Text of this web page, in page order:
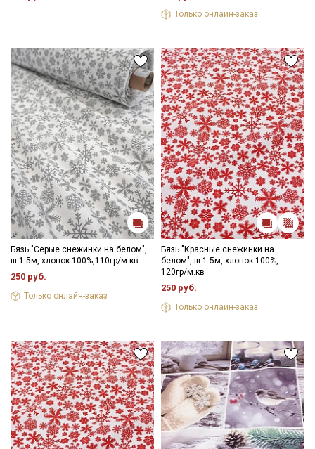
Цветопередача (тон) может отличаться от оригинального
цвета ткани в зависимости от настроек вашего монитора и в
Только онлайн-заказ
Бязь "Серые снежинки на белом",
ш.1.5м, хлопок-100%,110гр/м.кв
250 руб.
Только онлайн-заказ
Бязь "Красные снежинки на
белом", ш.1.5м, хлопок-100%,
120гр/м.кв
250 руб.
Только онлайн-заказ
Политикой обработки персональных
ДаюСогласие на получение рекламных и
информационных рассылок